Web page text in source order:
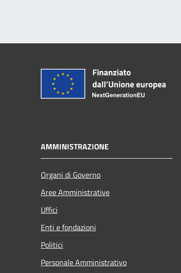
AMMINISTRAZIONE
Organi di Governo
Aree Amministrative
Uffici
Enti e fondazioni
Politici
Personale Amministrativo